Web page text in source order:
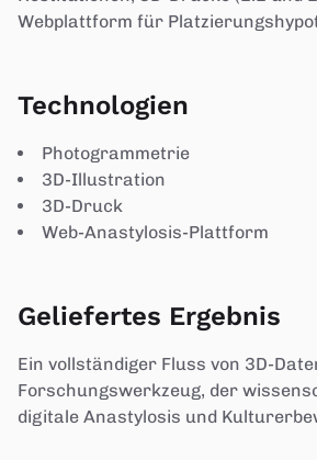
Webplattform für
Technologien
Photogrammetrie
3D-Illustration
3D-Druck
Web-Anastylosis-Plattform
Geliefertes Ergebnis
Ein vollständiger Fluss von 3D-
Forschungswerkzeug, der
digitale Anastylosis und